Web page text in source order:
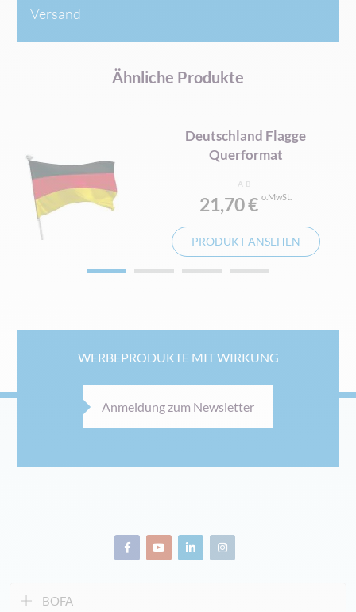
Versand
Ähnliche Produkte
Deutschland Flagge
Querformat
AB
21,70 €
PRODUKT ANSEHEN
WERBEPRODUKTE MIT WIRKUNG
Anmeldung zum Newsletter
BOFA